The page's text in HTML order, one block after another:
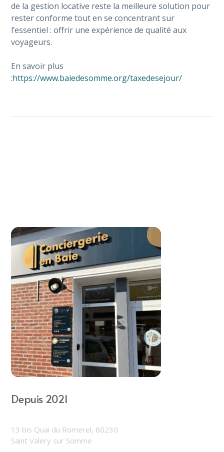
de la gestion locative reste la meilleure solution pour
rester conforme tout en se concentrant sur
l’essentiel : offrir une expérience de qualité aux
voyageurs.
En savoir plus
:https://www.baiedesomme.org/taxedesejour/
Depuis 2021
13 bis Quai du Romerel, 80230
Saint Valery sur Somme